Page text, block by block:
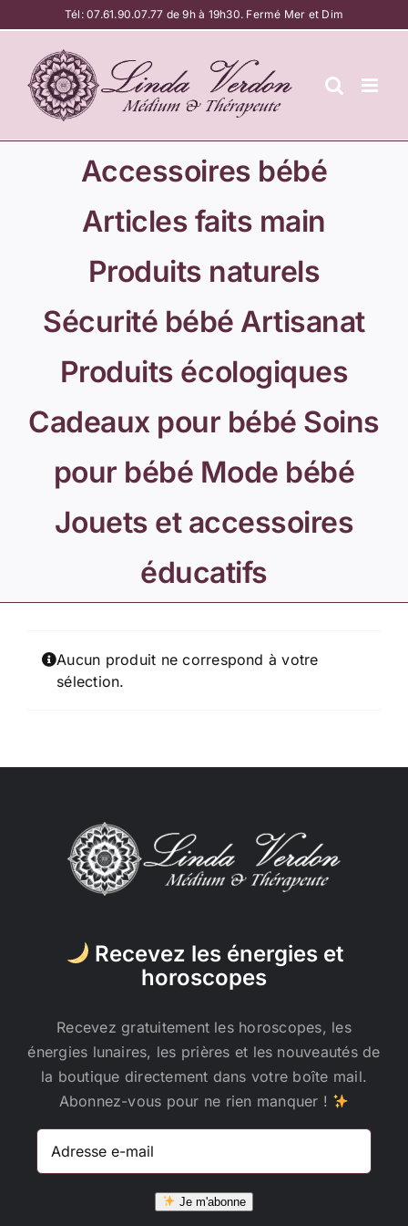
au
contenu
Tél:07.61.90.07.77 de 9h à 19h30. Fermé Mer et Dim
Accessoires bébé
Articles faits main
Produits naturels
Sécurité bébé Artisanat
Produits écologiques
Cadeaux pour bébé Soins
pour bébé Mode bébé
Jouets et accessoires
éducatifs
Aucun produit ne correspond à votre
sélection.
Recevez les énergies et
horoscopes
Recevez gratuitement les horoscopes, les
énergies lunaires, les prières et les nouveautés de
la boutique directement dans votre boîte mail.
Abonnez-vous pour ne rien manquer !
Je m'abonne